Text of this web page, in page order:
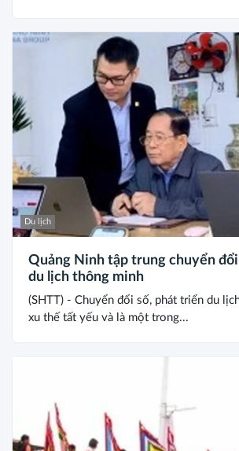
Du lịch
Quảng Ninh tập trung chuyển
du lịch thông minh
(SHTT) - Chuyển đổi số, phát triển du
xu thế tất yếu và là một trong...